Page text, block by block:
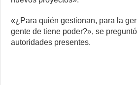
«¿Para quién gestionan, para la
gente de tiene poder?», se
autoridades presentes.